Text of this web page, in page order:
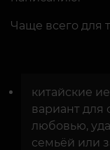
Чаще всего для
китайские
вариант для
любовью,
семьёй или